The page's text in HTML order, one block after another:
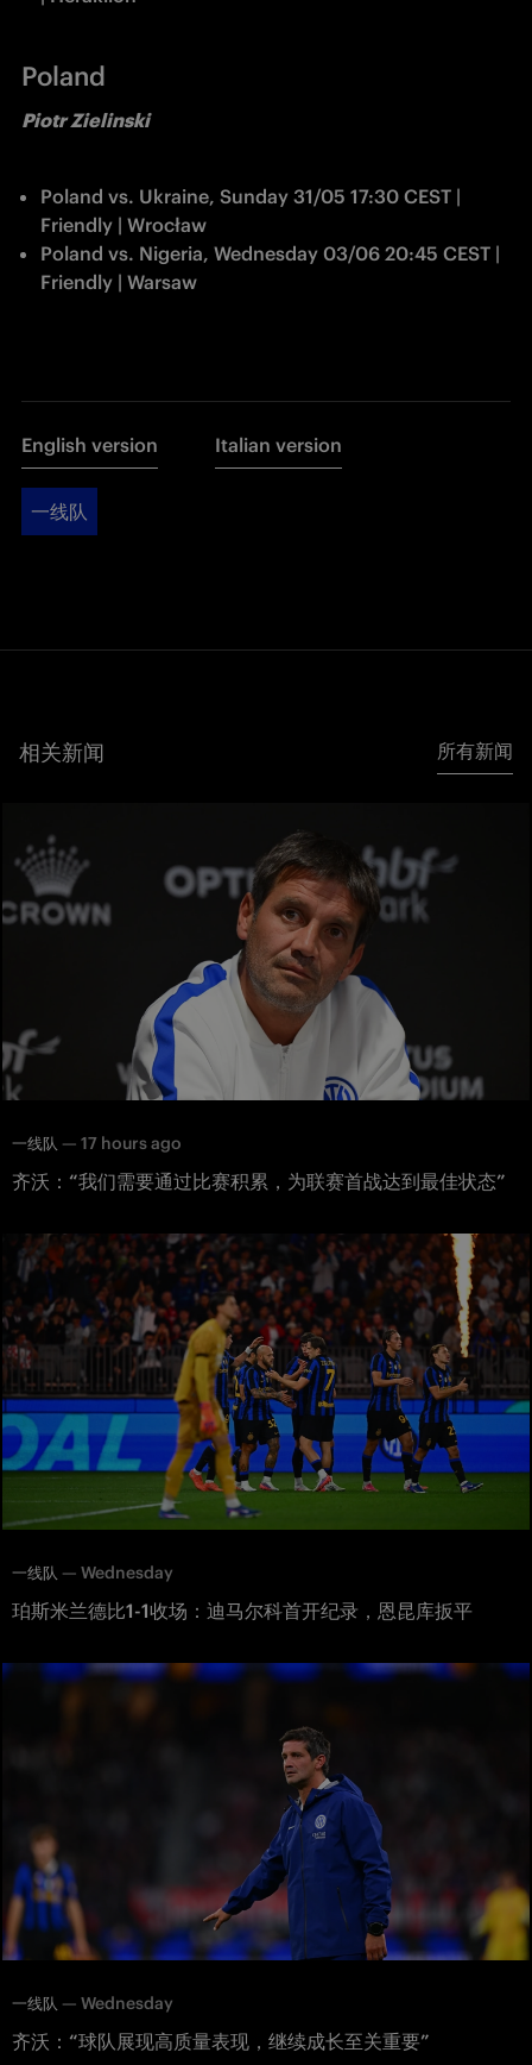
Poland
Piotr Zielinski
Poland vs. Ukraine, Sunday 31/05 17:30 CEST |
Friendly | Wrocław
Poland vs. Nigeria, Wednesday 03/06 20:45 CEST |
Friendly | Warsaw
English version Italian version
一线队
相关新闻 所有新闻
一线队 — 17 hours ago
齐沃：“我们需要通过比赛积累，为联赛首战达到最佳状态”
一线队 — Wednesday
珀斯米兰德比1-1收场：迪马尔科首开纪录，恩昆库扳平
一线队 — Wednesday
齐沃：“球队展现高质量表现，继续成长至关重要”